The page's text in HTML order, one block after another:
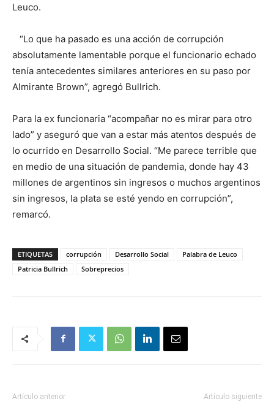
Leuco.
“Lo que ha pasado es una acción de corrupción
absolutamente lamentable porque el funcionario echado
tenía antecedentes similares anteriores en su paso por
Almirante Brown”, agregó Bullrich.
Para la ex funcionaria “acompañar no es mirar para otro
lado” y aseguró que van a estar más atentos después de
lo ocurrido en Desarrollo Social. “Me parece terrible que
en medio de una situación de pandemia, donde hay 43
millones de argentinos sin ingresos o muchos argentinos
sin ingresos, la plata se esté yendo en corrupción”,
remarcó.
ETIQUETAS corrupción Desarrollo Social
Palabra de Leuco
Patricia Bullrich
Sobreprecios
Artículo anterior Artículo siguiente